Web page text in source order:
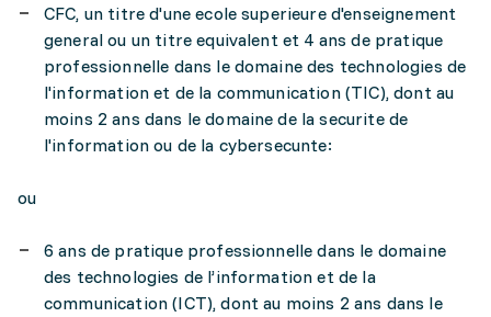
CFC, un titre d'une ecole superieure d'enseignement
general ou un titre equivalent et 4 ans de pratique
professionnelle dans le domaine des technologies de
l'information et de la communication (TIC), dont au
moins 2 ans dans le domaine de la securite de
l'information ou de la cybersecunte:
ou
6 ans de pratique professionnelle dans le domaine
des technologies de l’information et de la
communication (ICT), dont au moins 2 ans dans le